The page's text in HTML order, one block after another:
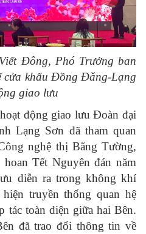
Đông, Phó Trưởng ban
cửa khẩu Đồng Đăng-Lạng
giao lưu
động giao lưu Đoàn đại
Lạng Sơn đã tham quan
nghệ thị Bằng Tường,
Tết Nguyên đán năm
diễn ra trong không khí
truyền thống quan hệ
tác toàn diện giữa hai Bên.
đã trao đổi thông tin về